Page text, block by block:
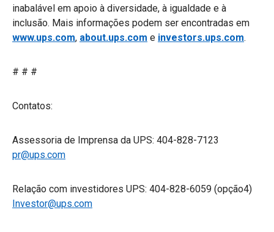
inabalável em apoio à diversidade, à igualdade e à
inclusão. Mais informações podem ser encontradas em
www.ups.com, about.ups.com e investors.ups.com.
# # #
Contatos:
Assessoria de Imprensa da UPS: 404-828-7123
pr@ups.com
Relação com investidores UPS: 404-828-6059 (opção4)
Investor@ups.com